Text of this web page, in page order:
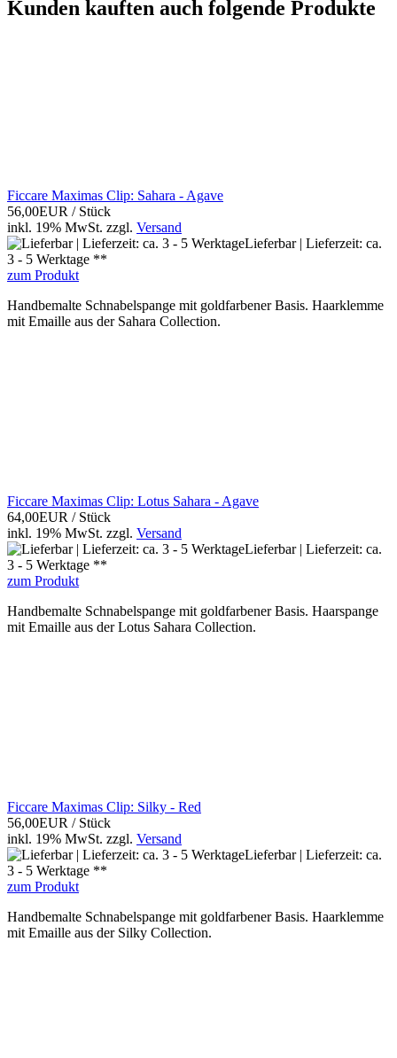
Kunden kauften auch folgende Produkte
Ficcare Maximas Clip: Sahara - Agave
56,00EUR / Stück
inkl. 19% MwSt. zzgl. Versand
Lieferbar | Lieferzeit: ca.
3 - 5 Werktage **
zum Produkt
Handbemalte Schnabelspange mit goldfarbener Basis. Haarklemme
mit Emaille aus der Sahara Collection.
Ficcare Maximas Clip: Lotus Sahara - Agave
64,00EUR / Stück
inkl. 19% MwSt. zzgl. Versand
Lieferbar | Lieferzeit: ca.
3 - 5 Werktage **
zum Produkt
Handbemalte Schnabelspange mit goldfarbener Basis. Haarspange
mit Emaille aus der Lotus Sahara Collection.
Ficcare Maximas Clip: Silky - Red
56,00EUR / Stück
inkl. 19% MwSt. zzgl. Versand
Lieferbar | Lieferzeit: ca.
3 - 5 Werktage **
zum Produkt
Handbemalte Schnabelspange mit goldfarbener Basis. Haarklemme
mit Emaille aus der Silky Collection.